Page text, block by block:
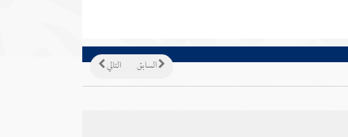
التالي السابق